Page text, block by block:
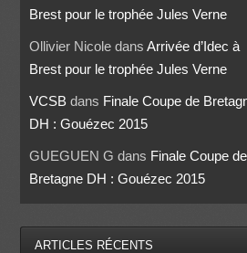
Brest pour le trophée Jules Verne
Ollivier Nicoledans Arrivée d’Idec à
Brest pour le trophée Jules Verne
VCSBdans Finale Coupe de
DH : Gouézec 2015
GUEGUEN G dans Finale Coupe de
Bretagne DH : Gouézec 2015
ARTICLES RÉCENTS